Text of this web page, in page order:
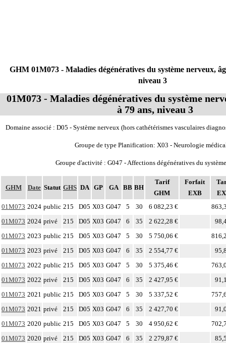
GHM Date Statut GHS DA GP GA BB BH
Tarif
GHM
Forfait
EXB
01M073 2024 public 215 D05 X03 G047 5 30 6 082,23 €
01M073 2024 privé 215 D05 X03 G047 6 35 2 622,28 €
01M073 2023 public 215 D05 X03 G047 5 30 5 750,06 €
01M073 2023 privé 215 D05 X03 G047 6 35 2 554,77 €
01M073 2022 public 215 D05 X03 G047 5 30 5 375,46 €
01M073 2022 privé 215 D05 X03 G047 6 35 2 427,95 €
01M073 2021 public 215 D05 X03 G047 5 30 5 337,52 €
01M073 2021 privé 215 D05 X03 G047 6 35 2 427,70 €
01M073 2020 public 215 D05 X03 G047 5 30 4 950,62 €
01M073 2020 privé 215 D05 X03 G047 6 35 2 279,87 €
GHM 01M073 - Maladies dégénératives du système nerveux,
niveau 3
01M073 - Maladies dégénératives du système
à 79 ans, niveau 3
Domaine associé : D05 - Système nerveux (hors cathétérismes vasculaires
Groupe de type Planification: X03 - Neurologie
Groupe d'activité : G047 - Affections dégénératives du